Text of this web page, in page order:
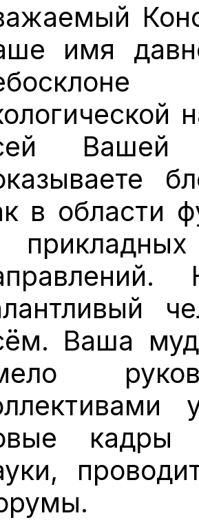
имя
Вашей
в области
Ваша
кадры